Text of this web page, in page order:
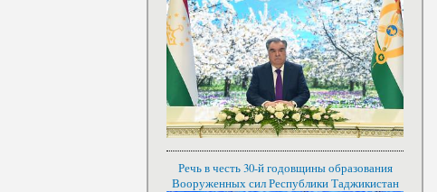
Речь в честь 30-й годовщины образования
Вооруженных сил Республики Таджикистан